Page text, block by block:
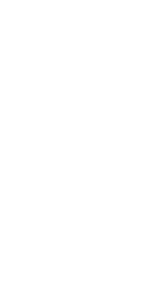
！